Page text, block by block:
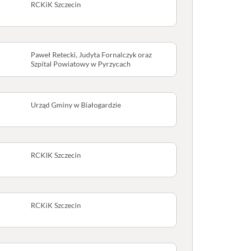
RCKiK Szczecin
Paweł Retecki, Judyta Fornalczyk oraz
Szpital Powiatowy w Pyrzycach
Urząd Gminy w Białogardzie
RCKIK Szczecin
RCKiK Szczecin